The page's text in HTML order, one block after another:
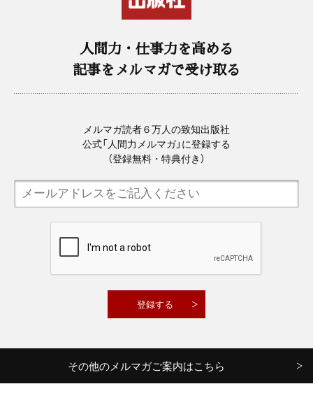
人間力・仕事力を高める
記事をメルマガで受け取る
メルマガ読者６万人の致知出版社
公式「人間力メルマガ」に登録する
（登録無料・特典付き）
その他のメルマガご案内はこちら